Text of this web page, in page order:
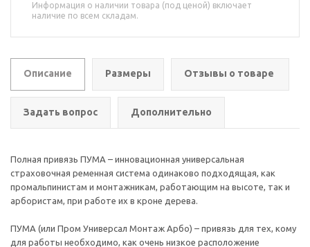
Информация о наличии товара (под ценой) включает
наличие по всем складам.
Описание Размеры Отзывы о товаре
Задать вопрос Дополнительно
Полная привязь ПУМА – инновационная универсальная
страховочная ременная система одинаково подходящая, как
промальпинистам и монтажникам, работающим на высоте, так и
арбористам, при работе их в кроне дерева.
ПУМА (или Пром Универсал Монтаж Арбо) – привязь для тех, кому
для работы необходимо, как очень низкое расположение